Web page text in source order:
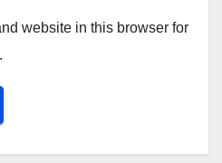
website in this browser for